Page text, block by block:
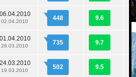
06.04.2010
448 9.6
01.04.2010
735 9.7
24.03.2010
502 9.5